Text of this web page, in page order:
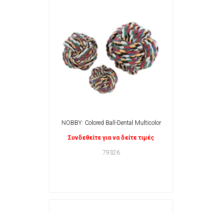
NOBBY: Colored Ball-Dental Multicolor
Συνδεθείτε για να δείτε τιμές
79326